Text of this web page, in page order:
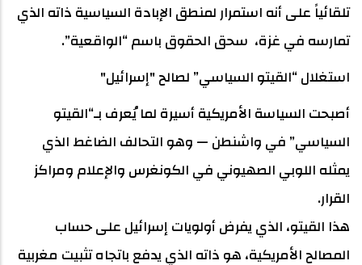
تلقائياً على أنه استمرار لمنطق الإبادة السياسية ذاته الذي
تمارسه في غزة، سحق الحقوق باسم “الواقعية”.
استغلال “القيتو السياسي” لصالح "إسرائيل"
أصبحت السياسة الأمريكية أسيرة لما يُعرف بـ“القيتو
السياسي” في واشنطن — وهو التحالف الضاغط الذي
يمثله اللوبي الصهيوني في الكونغرس والإعلام ومراكز
القرار.
هذا القيتو، الذي يفرض أولويات إسرائيل على حساب
المصالح الأمريكية، هو ذاته الذي يدفع باتجاه تثبيت مغربية